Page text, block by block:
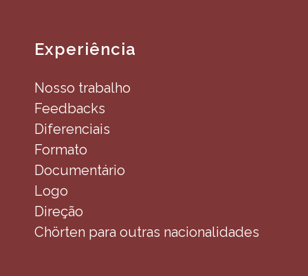
Experiência
Nosso trabalho
Feedbacks
Diferenciais
Formato
Documentário
Logo
Direção
Chörten para outras nacionalidades